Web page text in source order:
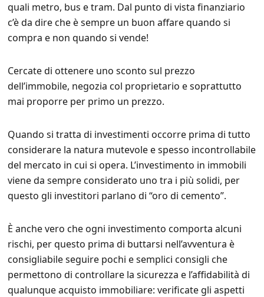
quali metro, bus e tram. Dal punto di vista finanziario
c’è da dire che è sempre un buon affare quando si
compra e non quando si vende!
Cercate di ottenere uno sconto sul prezzo
dell’immobile, negozia col proprietario e soprattutto
mai proporre per primo un prezzo.
Quando si tratta di investimenti occorre prima di tutto
considerare la natura mutevole e spesso incontrollabile
del mercato in cui si opera. L’investimento in immobili
viene da sempre considerato uno tra i più solidi, per
questo gli investitori parlano di “oro di cemento”.
È anche vero che ogni investimento comporta alcuni
rischi, per questo prima di buttarsi nell’avventura è
consigliabile seguire pochi e semplici consigli che
permettono di controllare la sicurezza e l’affidabilità di
qualunque acquisto immobiliare: verificate gli aspetti